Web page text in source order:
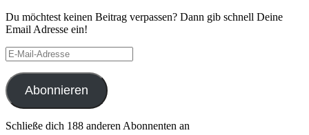
Du möchtest keinen Beitrag verpassen? Dann gib schnell Deine
Email Adresse ein!
E-
Mail-
Adresse
Abonnieren
Schließe dich 188 anderen Abonnenten an